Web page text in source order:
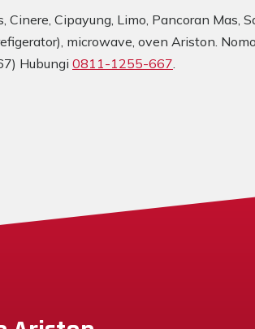
Cipayung, Limo, Pancoran Mas,
microwave, oven Ariston.
Hubungi 0811-1255-667.